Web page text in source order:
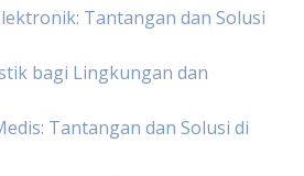
Tantangan dan Solusi
bagi Lingkungan dan
Tantangan dan Solusi di